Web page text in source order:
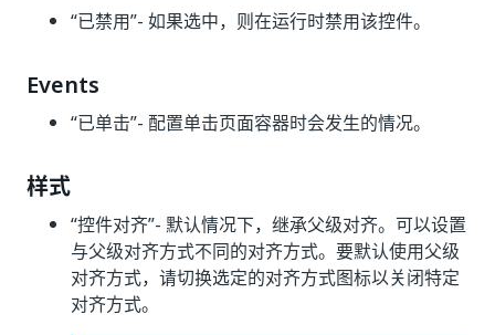
“已禁用”- 如果选中，则在运行时禁用该控件。
Events
“已单击”- 配置单击页面容器时会发生的情况。
样式
“控件对齐”- 默认情况下，继承父级对齐。可以设置
与父级对齐方式不同的对齐方式。要默认使用父级
对齐方式，请切换选定的对齐方式图标以关闭特定
对齐方式。